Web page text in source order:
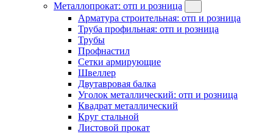
Металлопрокат: отп и розница
Арматура строительная: отп и розница
Труба профильная: отп и розница
Трубы
Профнастил
Сетки армирующие
Швеллер
Двутавровая балка
Уголок металлический: отп и розница
Квадрат металлический
Круг стальной
Листовой прокат